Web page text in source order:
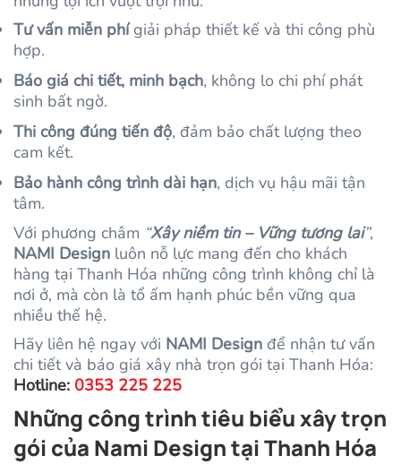
Tư vấn miễn phígiải pháp thiết kế và thi công phù
hợp.
Báo giá chi tiết, minh bạch, không lo chi phí phát
sinh bất ngờ.
Thi công đúng tiến độ, đảm bảo chất lượng theo
cam kết.
Bảo hành công trình dài hạn, dịch vụ hậu mãi tận
tâm.
Với phương châm “Xây niềm tin – Vững tương lai”,
NAMI Design luôn nỗ lực mang đến cho khách
hàng tại Thanh Hóa những công trình không chỉ là
nơi ở, mà còn là tổ ấm hạnh phúc bền vững qua
nhiều thế hệ.
Hãy liên hệ ngay với NAMI Design để nhận tư vấn
chi tiết và báo giá xây nhà trọn gói tại Thanh Hóa:
Hotline: 0353 225 225
Những công trình tiêu biểu xây trọn
gói của Nami Design tại Thanh Hóa